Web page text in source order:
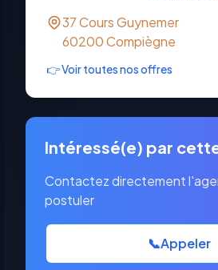
37 Cours Guynemer
60200Compiègne
👉 Voir toutes nos offres
Intéressé(e) par
Contactez directement
postuler
📞Appeler